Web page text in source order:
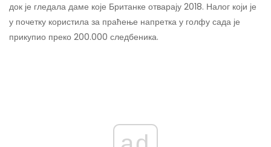
док је гледала даме које Британке отварају 2018. Налог који је
у почетку користила за праћење напретка у голфу сада је
прикупио преко 200.000 следбеника.